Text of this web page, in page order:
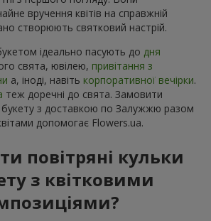
вручення квітів на справжній
створюють святковий настрій.
ідеально пасують до дня
свята, ювілею, привітання з
а, іноді, навіть корпоративної вечірки.
теж доречні до свята. Замовити
букету з доставкою по Залужжю разом
допомогає Flowers.ua.
повітряні кульки
з квітковими